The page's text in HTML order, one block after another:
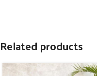
Related products